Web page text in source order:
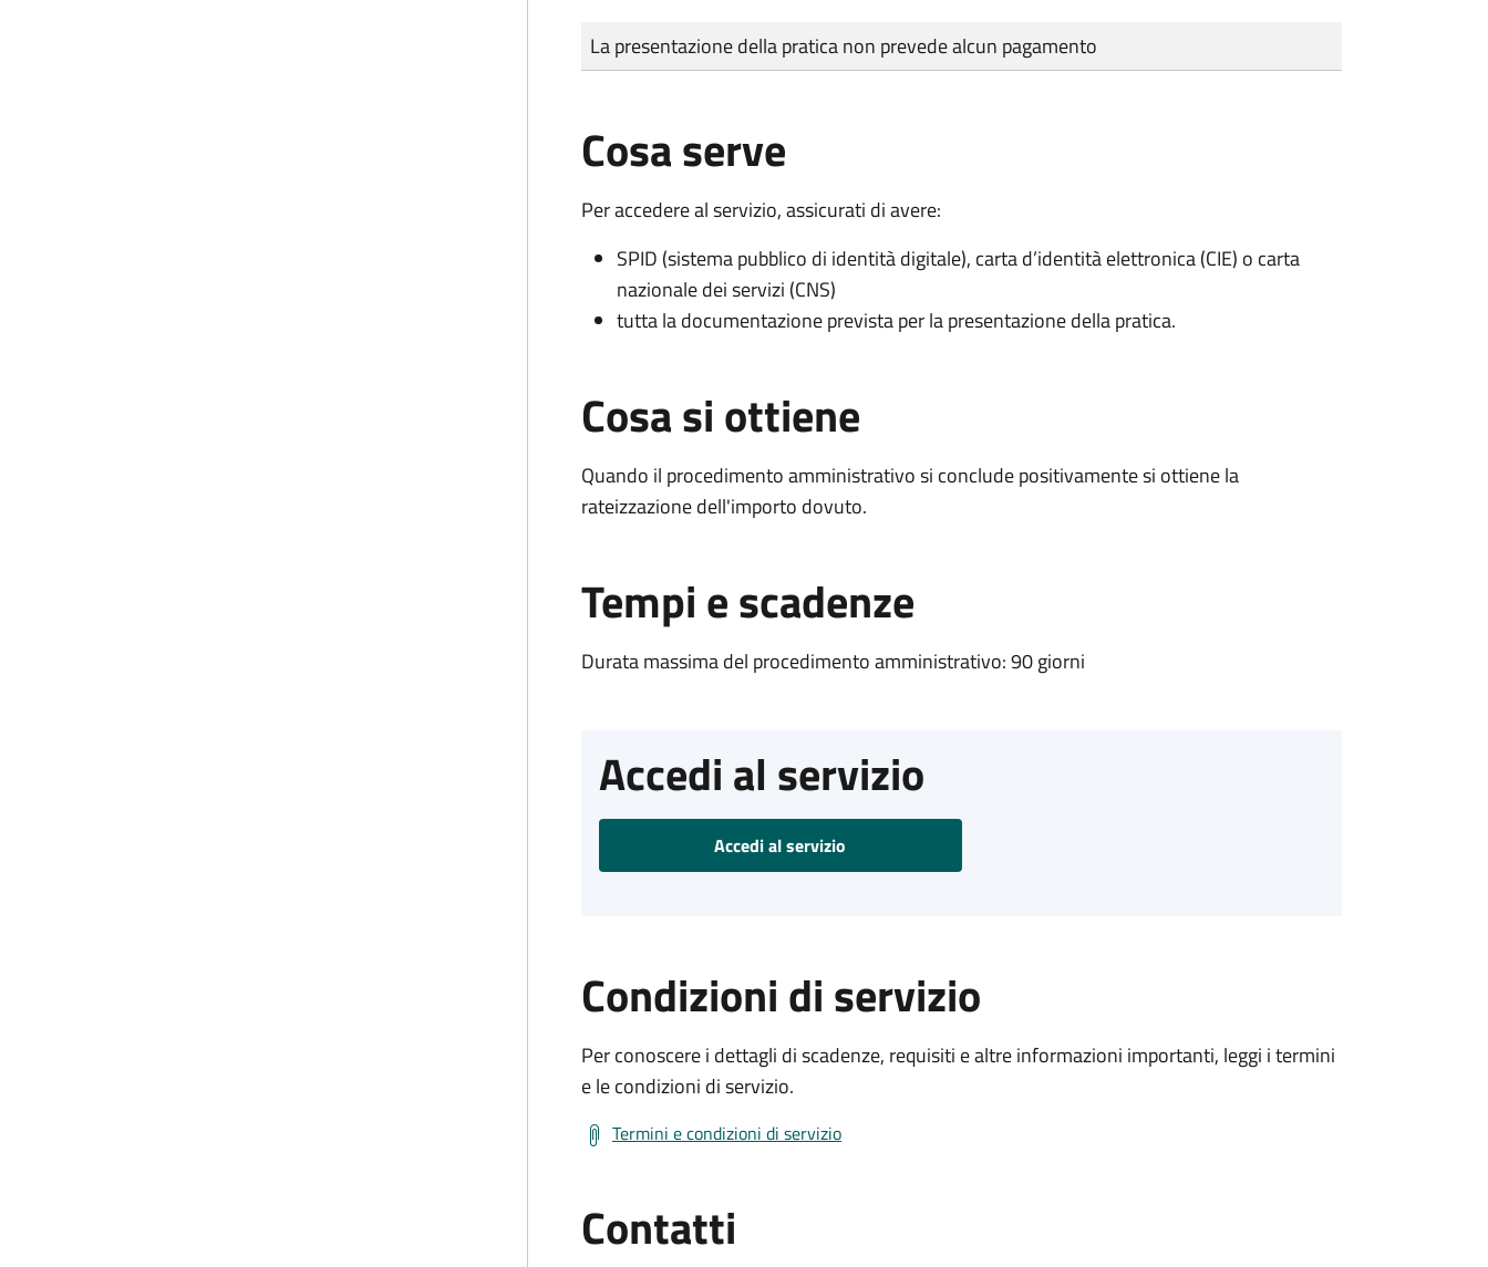
Tipo di pagamento
Importo
La presentazione della pratica non prevede alcun pagamento
Cosa serve
Per accedere al servizio, assicurati di avere:
SPID (sistema pubblico di identità digitale), carta d’identità elettronica (CIE) o carta
nazionale dei servizi (CNS)
tutta la documentazione prevista per la presentazione della pratica.
Cosa si ottiene
Quando il procedimento amministrativo si conclude positivamente si ottiene la
rateizzazione dell'importo dovuto.
Tempi e scadenze
Durata massima del procedimento amministrativo: 90 giorni
Accedi al servizio
Accedi al servizio
Condizioni di servizio
Per conoscere i dettagli di scadenze, requisiti e altre informazioni importanti, leggi i termini
e le condizioni di servizio.
Termini e condizioni di servizio
Contatti